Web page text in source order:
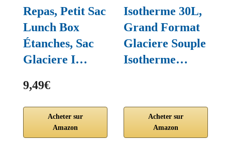
Repas, Petit Sac
Lunch Box
Étanches, Sac
Glaciere I…
9,49€
Acheter sur
Amazon
Isotherme 30L,
Grand Format
Glaciere Souple
Isotherme…
Acheter sur
Amazon